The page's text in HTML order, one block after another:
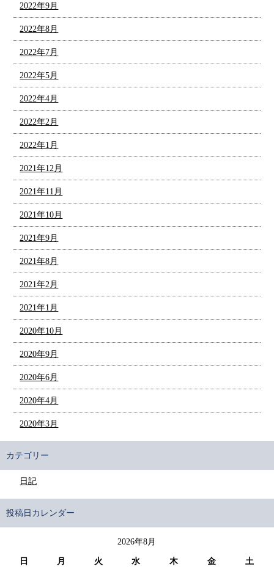
2022年9月
2022年8月
2022年7月
2022年5月
2022年4月
2022年2月
2022年1月
2021年12月
2021年11月
2021年10月
2021年9月
2021年8月
2021年2月
2021年1月
2020年10月
2020年9月
2020年6月
2020年4月
2020年3月
カテゴリー
日記
投稿日カレンダー
2026年8月
日 月 火 水 木 金 土